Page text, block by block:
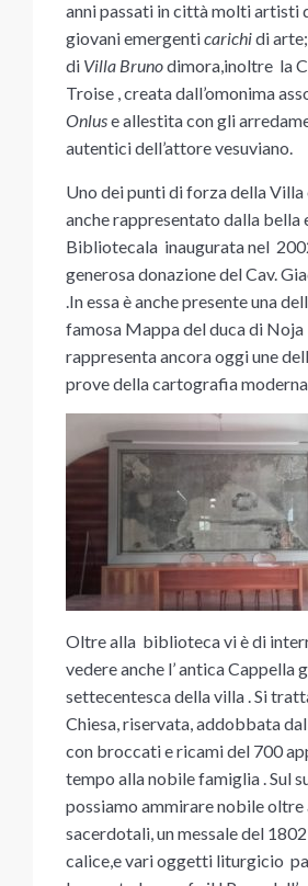
anni passati in città molti artisti
giovani emergenticarichidi
di Villa Brunodimora,inoltre la
Troise , creata dall’omonima
Onluse allestita con gli
autentici dell’attore vesuviano.
Uno dei punti di forza della Villa
anche rappresentato dalla bella
Bibliotecala inaugurata nel
generosa donazione del Cav.
.In essa è anche presente una
famosa Mappa del duca di
rappresenta ancora oggi une
prove della cartografia moderna.
Oltre alla biblioteca vi è di
vedere anche l’ antica Cappella
settecentesca della villa . Si
Chiesa, riservata, addobbata
con broccati e ricami del 700
tempo alla nobile famiglia . Sul
possiamo ammirare nobile
sacerdotali, un messale del
calice,e vari oggetti liturgicio